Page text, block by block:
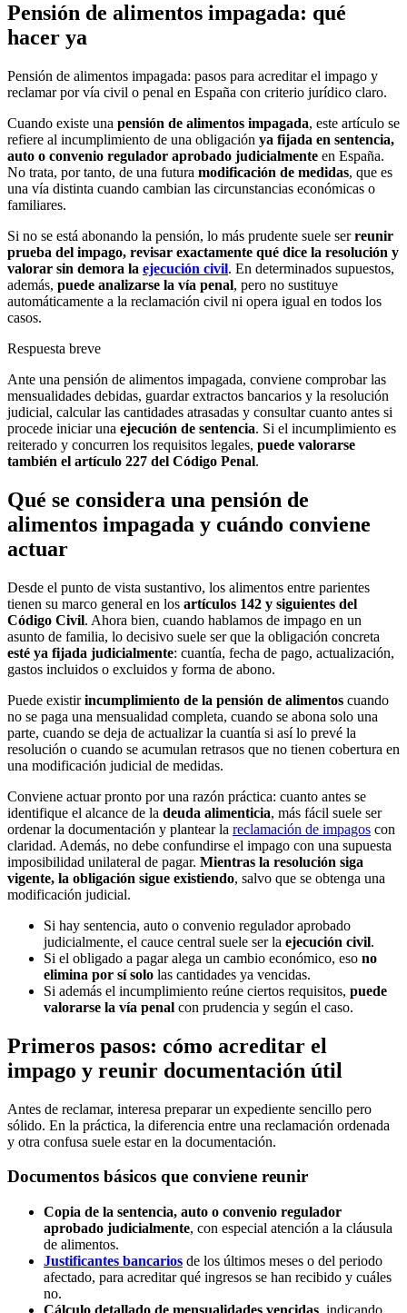
Pensión de alimentos impagada: qué
hacer ya
Pensión de alimentos impagada: pasos para acreditar el impago y
reclamar por vía civil o penal en España con criterio jurídico claro.
Cuando existe una pensión de alimentos impagada, este artículo se
refiere al incumplimiento de una obligación ya fijada en sentencia,
auto o convenio regulador aprobado judicialmente en España.
No trata, por tanto, de una futura modificación de medidas, que es
una vía distinta cuando cambian las circunstancias económicas o
familiares.
Si no se está abonando la pensión, lo más prudente suele serreunir
prueba del impago, revisar exactamente qué dice la resolución y
valorar sin demora la ejecución civil. En determinados supuestos,
además, puede analizarse la vía penal, pero no sustituye
automáticamente a la reclamación civil ni opera igual en todos los
casos.
Respuesta breve
Ante una pensión de alimentos impagada, conviene comprobar las
mensualidades debidas, guardar extractos bancarios y la resolución
judicial, calcular las cantidades atrasadas y consultar cuanto antes si
procede iniciar una ejecución de sentencia. Si el incumplimiento es
reiterado y concurren los requisitos legales, puede valorarse
también el artículo 227 del Código Penal.
Qué se considera una pensión de
alimentos impagada y cuándo conviene
actuar
Desde el punto de vista sustantivo, los alimentos entre parientes
tienen su marco general en los artículos 142 y siguientes del
Código Civil. Ahora bien, cuando hablamos de impago en un
asunto de familia, lo decisivo suele ser que la obligación concreta
esté ya fijada judicialmente: cuantía, fecha de pago, actualización,
gastos incluidos o excluidos y forma de abono.
Puede existirincumplimiento de la pensión de alimentos cuando
no se paga una mensualidad completa, cuando se abona solo una
parte, cuando se deja de actualizar la cuantía si así lo prevé la
resolución o cuando se acumulan retrasos que no tienen cobertura en
una modificación judicial de medidas.
Conviene actuar pronto por una razón práctica: cuanto antes se
identifique el alcance de la deuda alimenticia, más fácil suele ser
ordenar la documentación y plantear la reclamación de impagos con
claridad. Además, no debe confundirse el impago con una supuesta
imposibilidad unilateral de pagar. Mientras la resolución siga
vigente, la obligación sigue existiendo, salvo que se obtenga una
modificación judicial.
Si hay sentencia, auto o convenio regulador aprobado
judicialmente, el cauce central suele ser la ejecución civil.
Si el obligado a pagar alega un cambio económico, eso no
elimina por sí solo las cantidades ya vencidas.
Si además el incumplimiento reúne ciertos requisitos, puede
valorarse la vía penal con prudencia y según el caso.
Primeros pasos: cómo acreditar el
impago y reunir documentación útil
Antes de reclamar, interesa preparar un expediente sencillo pero
sólido. En la práctica, la diferencia entre una reclamación ordenada
y otra confusa suele estar en la documentación.
Documentos básicos que conviene reunir
Copia de la sentencia, auto o convenio regulador
aprobado judicialmente, con especial atención a la cláusula
de alimentos.
Justificantes bancarios de los últimos meses o del periodo
afectado, para acreditar qué ingresos se han recibido y cuáles
no.